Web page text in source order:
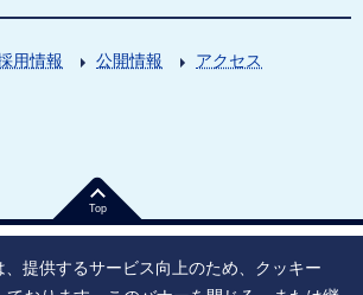
用情報 公開情報
アクセス
Top
提供するサービス向上のため、クッキー